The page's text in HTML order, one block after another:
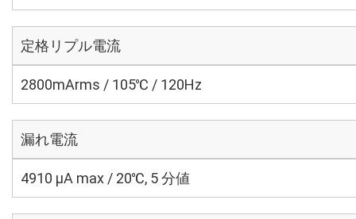
定格リプル電流
2800mArms / 105℃ / 120Hz
漏れ電流
4910 μA max / 20℃, 5 分値